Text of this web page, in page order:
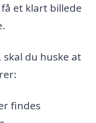
et klart billede
du huske at
findes